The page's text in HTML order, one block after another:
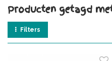
Producten getagd
Filters